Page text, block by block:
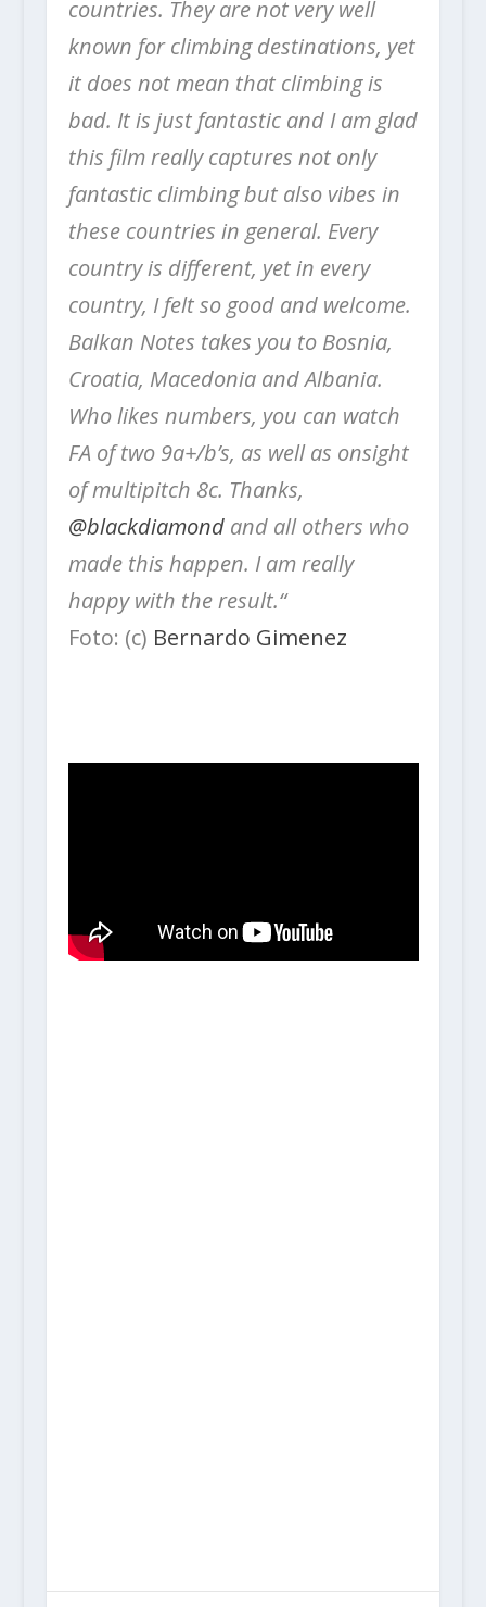
countries. They are not very well
known for climbing destinations, yet
it does not mean that climbing is
bad. It is just fantastic and I am glad
this film really captures not only
fantastic climbing but also vibes in
these countries in general. Every
country is different, yet in every
country, I felt so good and welcome.
Balkan Notes takes you to Bosnia,
Croatia, Macedonia and Albania.
Who likes numbers, you can watch
FA of two 9a+/b’s, as well as onsight
of multipitch 8c. Thanks,
@blackdiamondand all others who
made this happen. I am really
happy with the result.“
Foto: (c) Bernardo Gimenez